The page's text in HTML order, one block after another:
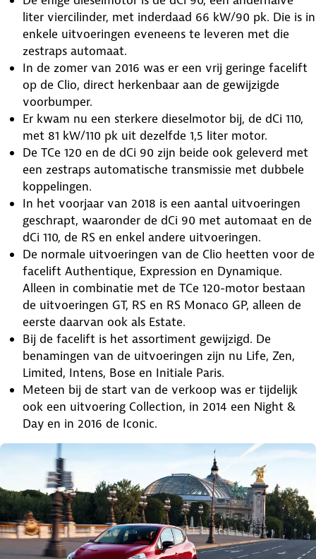
liter viercilinder, met inderdaad 66 kW/90 pk. Die is in
enkele uitvoeringen eveneens te leveren met die
zestraps automaat.
In de zomer van 2016 was er een vrij geringe facelift
op de Clio, direct herkenbaar aan de gewijzigde
voorbumper.
Er kwam nu een sterkere dieselmotor bij, de dCi 110,
met 81 kW/110 pk uit dezelfde 1,5 liter motor.
De TCe 120 en de dCi 90 zijn beide ook geleverd met
een zestraps automatische transmissie met dubbele
koppelingen.
In het voorjaar van 2018 is een aantal uitvoeringen
geschrapt, waaronder de dCi 90 met automaat en de
dCi 110, de RS en enkel andere uitvoeringen.
De normale uitvoeringen van de Clio heetten voor de
facelift Authentique, Expression en Dynamique.
Alleen in combinatie met de TCe 120-motor bestaan
de uitvoeringen GT, RS en RS Monaco GP, alleen de
eerste daarvan ook als Estate.
Bij de facelift is het assortiment gewijzigd. De
benamingen van de uitvoeringen zijn nu Life, Zen,
Limited, Intens, Bose en Initiale Paris.
Meteen bij de start van de verkoop was er tijdelijk
ook een uitvoering Collection, in 2014 een Night &
Day en in 2016 de Iconic.